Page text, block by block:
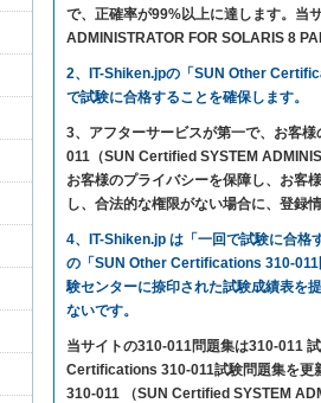
で、正確率が99%以上に達します。
ADMINISTRATOR FOR SOLARIS 8
2、IT-Shiken.jpの「SUN Other
で試験に合格することを確保します。
3、アフターサービスが第一で、お客
011（SUN Certified SYSTEM
お客様のプライバシーを保障し、お客
し、合法的な権限がない場合に、登録
4、IT-Shiken.jp は「一回で試験に合格
の「SUN Other Certifications 310-011
験センターに捺印された試験成績表を
ないです。
当サイトの310-011問題集は310-011
Certifications 310-011試験問題集を更
310-011 （SUN Certified SYSTEM